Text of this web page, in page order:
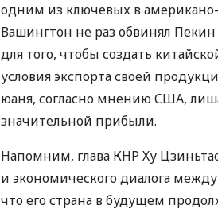
одним из ключевых в
Вашингтон не раз обвинял
для того, чтобы создать
условия экспорта своей
юаня, согласно мнению США,
значительной прибыли.
Напомним, глава КНР Ху
и экономического диалога
что его страна в будущем